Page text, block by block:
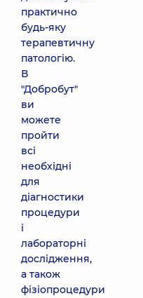
практично
будь-яку
терапевтичну
патологію.
В
"Добробут"
ви
можете
пройти
всі
необхідні
для
діагностики
процедури
і
лабораторні
дослідження,
а також
фізіопроцедури